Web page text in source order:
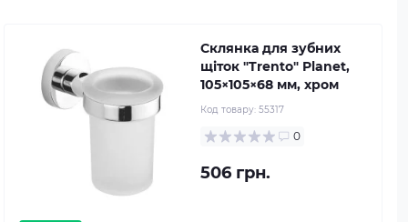
Склянка для зубних
щіток "Trento" Planet,
105×105×68 мм, хром
Код товару: 55317
0
506 грн.